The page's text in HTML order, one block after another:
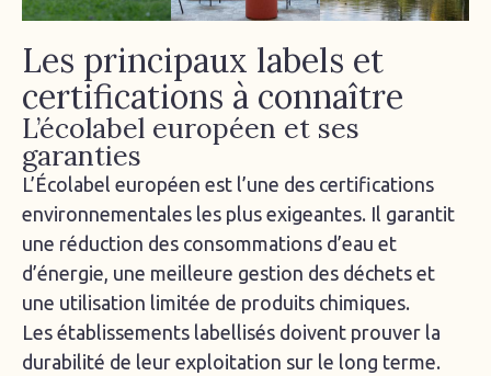
Les principaux labels et
certifications à connaître
L’écolabel européen et ses
garanties
L’Écolabel européen est l’une des certifications
environnementales les plus exigeantes. Il garantit
une réduction des consommations d’eau et
d’énergie, une meilleure gestion des déchets et
une utilisation limitée de produits chimiques.
Les établissements labellisés doivent prouver la
durabilité de leur exploitation sur le long terme.